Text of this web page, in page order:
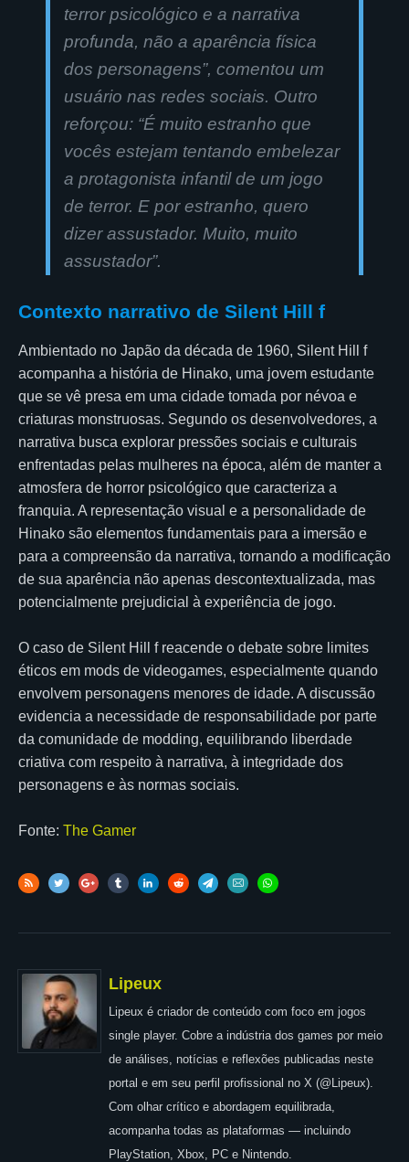
terror psicológico e a narrativa
profunda, não a aparência física
dos personagens”, comentou um
usuário nas redes sociais. Outro
reforçou: “É muito estranho que
vocês estejam tentando embelezar
a protagonista infantil de um jogo
de terror. E por estranho, quero
dizer assustador. Muito, muito
assustador”.
Contexto narrativo de Silent Hill f
Ambientado no Japão da década de 1960, Silent Hill f
acompanha a história de Hinako, uma jovem estudante
que se vê presa em uma cidade tomada por névoa e
criaturas monstruosas. Segundo os desenvolvedores, a
narrativa busca explorar pressões sociais e culturais
enfrentadas pelas mulheres na época, além de manter a
atmosfera de horror psicológico que caracteriza a
franquia. A representação visual e a personalidade de
Hinako são elementos fundamentais para a imersão e
para a compreensão da narrativa, tornando a modificação
de sua aparência não apenas descontextualizada, mas
potencialmente prejudicial à experiência de jogo.
O caso de Silent Hill f reacende o debate sobre limites
éticos em mods de videogames, especialmente quando
envolvem personagens menores de idade. A discussão
evidencia a necessidade de responsabilidade por parte
da comunidade de modding, equilibrando liberdade
criativa com respeito à narrativa, à integridade dos
personagens e às normas sociais.
Fonte: The Gamer
Lipeux
Lipeux é criador de conteúdo com foco em jogos
single player. Cobre a indústria dos games por meio
de análises, notícias e reflexões publicadas neste
portal e em seu perfil profissional no X (@Lipeux).
Com olhar crítico e abordagem equilibrada,
acompanha todas as plataformas — incluindo
PlayStation, Xbox, PC e Nintendo.